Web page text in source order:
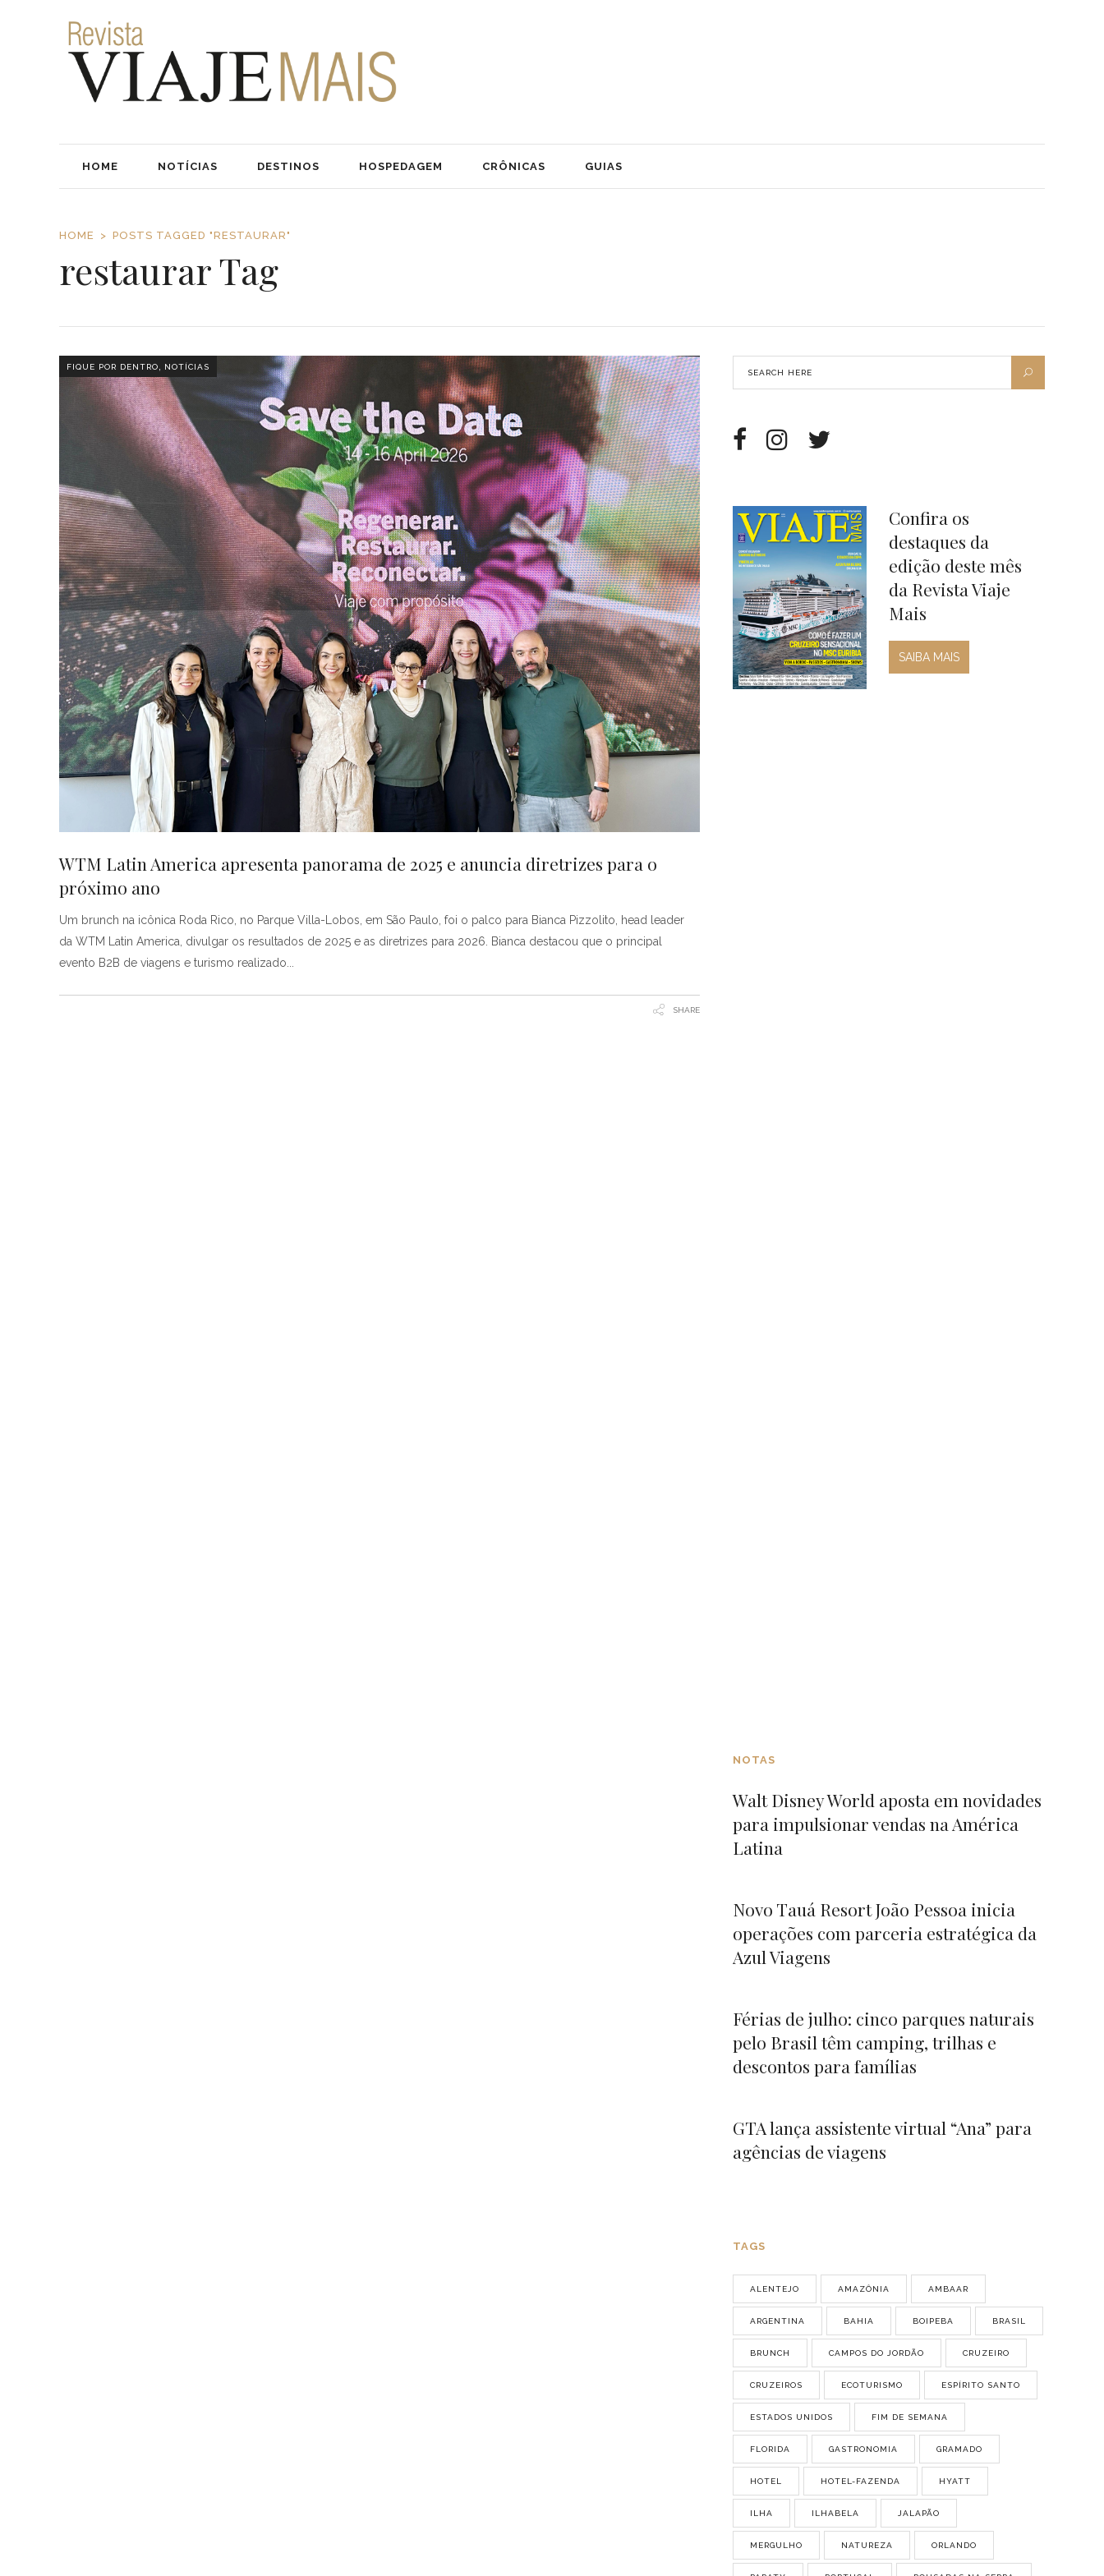
HOME NOTÍCIAS DESTINOS HOSPEDAGEM CRÔNICAS GUIAS
HOME POSTS TAGGED "RESTAURAR"
restaurar Tag
FIQUE POR DENTRO NOTÍCIAS
WTM Latin America apresenta panorama de 2025 e anuncia diretrizes para o
próximo ano
Um brunch na icônica Roda Rico, no Parque Villa-Lobos, em São Paulo, foi o palco para Bianca Pizzolito, head leader
da WTM Latin America, divulgar os resultados de 2025 e as diretrizes para 2026. Bianca destacou que o principal
evento B2B de viagens e turismo realizado
SHARE
Confira os
destaques da
edição deste mês
da Revista Viaje
Mais
SAIBA MAIS
NOTAS
Walt Disney World aposta em novidades
para impulsionar vendas na América
Latina
Novo Tauá Resort João Pessoa inicia
operações com parceria estratégica da
Azul Viagens
Férias de julho: cinco parques naturais
pelo Brasil têm camping, trilhas e
descontos para famílias
GTA lança assistente virtual “Ana” para
agências de viagens
TAGS
ALENTEJO AMAZÔNIA AMBAAR
ARGENTINA BAHIA BOIPEBA BRASIL
BRUNCH CAMPOS DO JORDÃO CRUZEIRO
CRUZEIROS ECOTURISMO ESPÍRITO SANTO
ESTADOS UNIDOS FIM DE SEMANA
FLORIDA GASTRONOMIA GRAMADO
HOTEL HOTEL-FAZENDA HYATT
ILHA ILHABELA JALAPÃO
MERGULHO NATUREZA ORLANDO